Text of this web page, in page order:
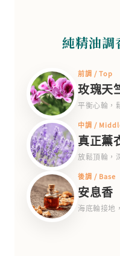
純精油
前調 / Top
玫瑰天
平衡心輪，
中調 /
真正薰
放鬆頂輪，
後調 / Base
安息香
海底輪接地